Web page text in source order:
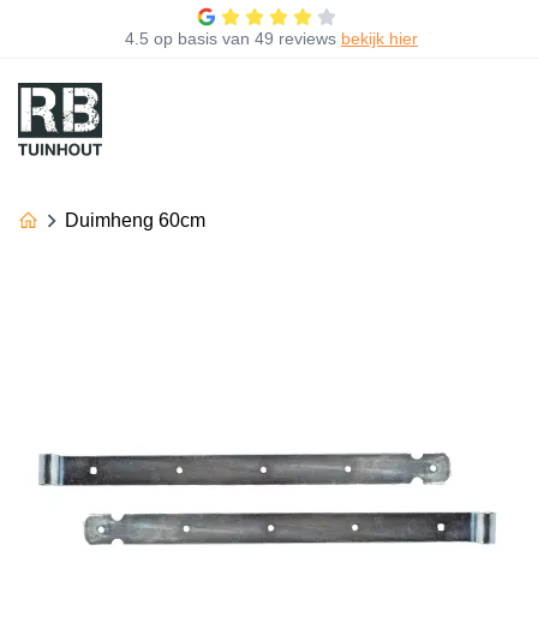
4.5 op basis van 49 reviews bekijk hier
Duimheng 60cm